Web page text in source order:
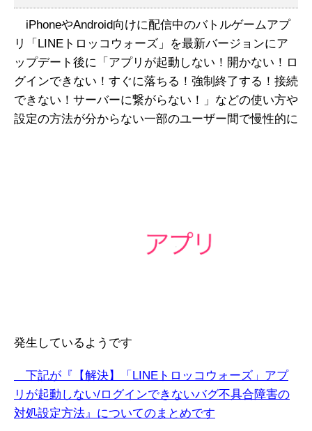
iPhoneやAndroid向けに配信中のバトルゲームアプ
リ「LINEトロッコウォーズ」を最新バージョンにア
ップデート後に「アプリが起動しない！開かない！ロ
グインできない！すぐに落ちる！強制終了する！接続
できない！サーバーに繋がらない！」などの使い方や
設定の方法が分からない一部のユーザー間で慢性的に
発生しているようです
下記が『【解決】「LINEトロッコウォーズ」 アプ
リが起動しない/ログインできないバグ不具合障害の
対処設定方法』についてのまとめです